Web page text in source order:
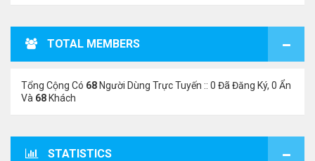
TOTAL MEMBERS
Tổng Cộng Có 68 Người Dùng Trực Tuyến :: 0 Đã Đăng Ký, 0 Ẩn
Và 68 Khách
STATISTICS